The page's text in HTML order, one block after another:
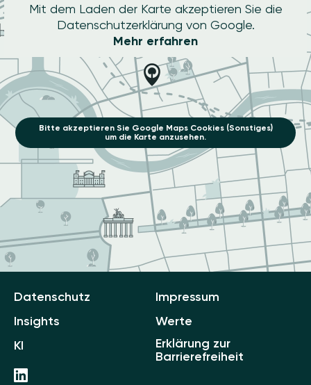
Mit dem Laden der Karte akzeptieren Sie die
Datenschutzerklärung von Google.
Mehr erfahren
Bitte akzeptieren Sie Google Maps Cookies (Sonstiges)
um die Karte anzusehen.
Datenschutz
Impressum
Insights
Werte
KI
Erklärung zur
Barrierefreiheit